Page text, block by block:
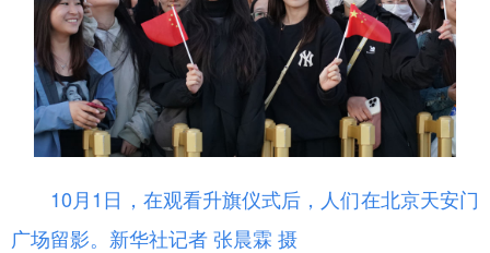
10月1日，在观看升旗仪式后，人们在北京天安门
广场留影。 新华社记者 张晨霖 摄